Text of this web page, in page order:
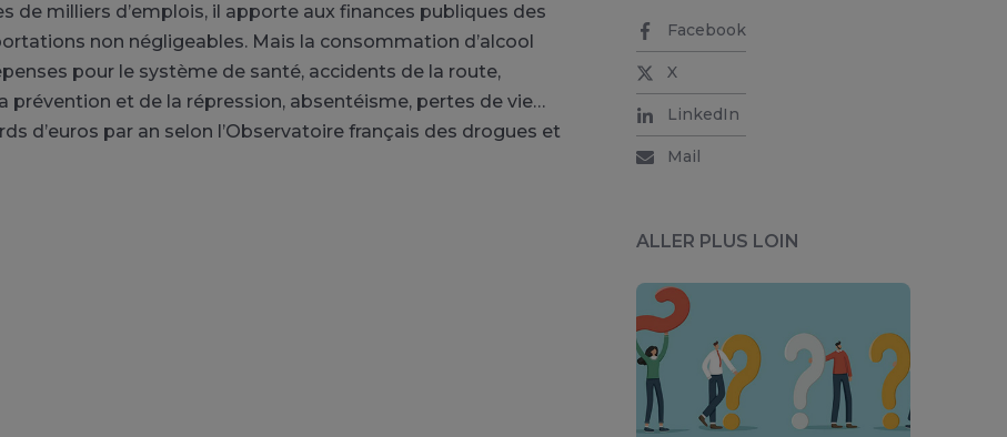
de milliers d’emplois, il apporte aux finances publiques des
non négligeables. Mais la consommation d’alcool
pour le système de santé, accidents de la route,
prévention et de la répression, absentéisme, pertes de vie…
d’euros par an selon l’Observatoire français des drogues et
Facebook
X
LinkedIn
Mail
ALLER PLUS LOIN